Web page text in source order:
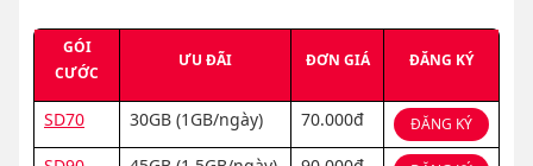
GÓI
CƯỚC
ƯU ĐÃI ĐƠN GIÁ ĐĂNG KÝ
SD70 30GB (1GB/ngày) 70.000đ ĐĂNG KÝ